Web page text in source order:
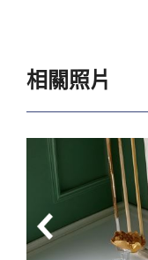
相關照片